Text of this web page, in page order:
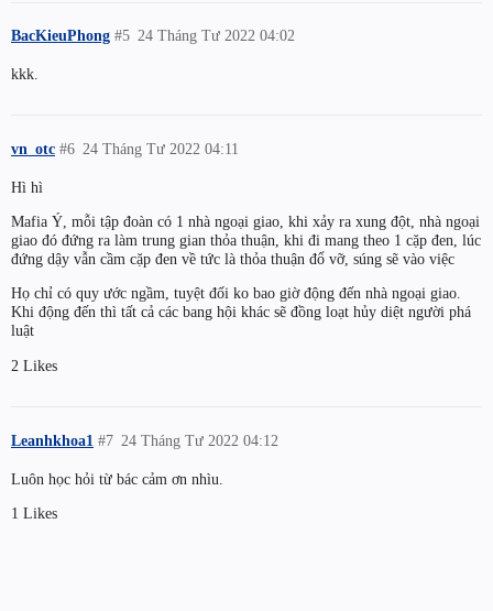
BacKieuPhong 24 Tháng Tư 2022 04:02
#5
kkk.
vn_otc 24 Tháng Tư 2022 04:11
#6
Hì hì
Mafia Ý, mỗi tập đoàn có 1 nhà ngoại giao, khi xảy ra xung đột, nhà ngoại
giao đó đứng ra làm trung gian thỏa thuận, khi đi mang theo 1 cặp đen, lúc
đứng dậy vẫn cầm cặp đen về tức là thỏa thuận đổ vỡ, súng sẽ vào việc
Họ chỉ có quy ước ngầm, tuyệt đối ko bao giờ động đến nhà ngoại giao.
Khi động đến thì tất cả các bang hội khác sẽ đồng loạt hủy diệt người phá
luật
2 Likes
Leanhkhoa1 24 Tháng Tư 2022 04:12
#7
Luôn học hỏi từ bác cảm ơn nhìu.
1 Likes